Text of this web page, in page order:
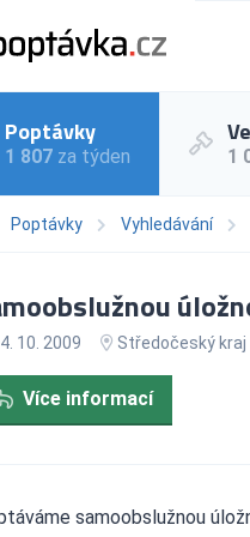
Poptávky
1 807 za týden 1
Poptávky Vyhledávání
10. 2009 Středočeský kraj
Více informací
samoobslužnou